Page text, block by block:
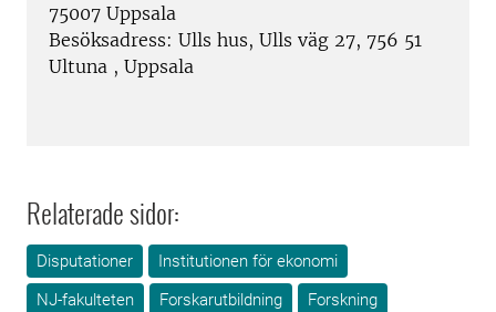
75007 Uppsala
Besöksadress: Ulls hus, Ulls väg 27, 756 51
Ultuna , Uppsala
Relaterade sidor:
Disputationer
Institutionen för ekonomi
NJ-fakulteten
Forskarutbildning
Forskning